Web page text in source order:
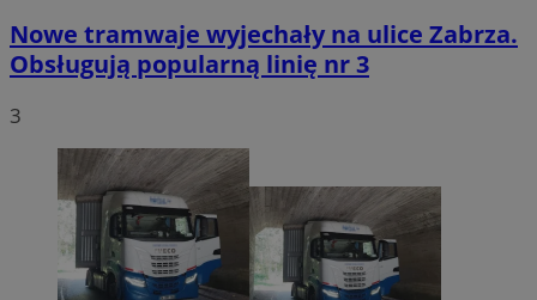
Nowe tramwaje wyjechały na ulice Zabrza.
Obsługują popularną linię nr 3
3